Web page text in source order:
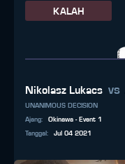
KALAH
Nikolasz Lukacs vs
UNANIMOUS DECISION
Ajang:
Okinawa - Event 1
Tanggal : Jul 04 2021